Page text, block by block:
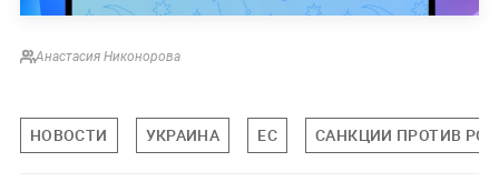
Анастасия Никонорова
НОВОСТИ УКРАИНА ЕС САНКЦИИ ПРОТИВ